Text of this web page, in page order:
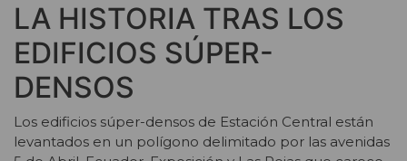
LA HISTORIA TRAS LOS
EDIFICIOS SÚPER-
DENSOS
Los edificios súper-densos de Estación Central están
levantados en un polígono delimitado por las avenidas